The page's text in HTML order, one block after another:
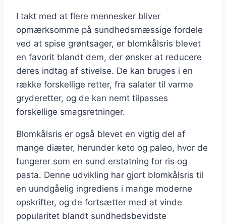
I takt med at flere mennesker bliver
opmærksomme på sundhedsmæssige fordele
ved at spise grøntsager, er blomkålsris blevet
en favorit blandt dem, der ønsker at reducere
deres indtag af stivelse. De kan bruges i en
række forskellige retter, fra salater til varme
gryderetter, og de kan nemt tilpasses
forskellige smagsretninger.
Blomkålsris er også blevet en vigtig del af
mange diæter, herunder keto og paleo, hvor de
fungerer som en sund erstatning for ris og
pasta. Denne udvikling har gjort blomkålsris til
en uundgåelig ingrediens i mange moderne
opskrifter, og de fortsætter med at vinde
popularitet blandt sundhedsbevidste